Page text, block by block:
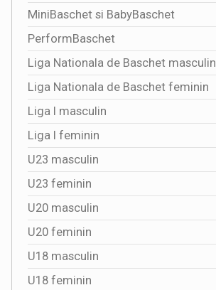
MiniBaschet si BabyBaschet
PerformBaschet
Liga Nationala de Baschet masculin
Liga Nationala de Baschet feminin
Liga I masculin
Liga I feminin
U23 masculin
U23 feminin
U20 masculin
U20 feminin
U18 masculin
U18 feminin